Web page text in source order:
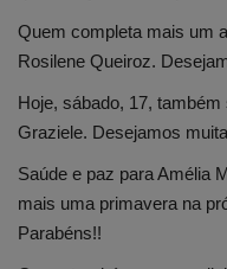
Quem completa mais um
Rosilene Queiroz.
Hoje, sábado, 17,
Graziele. Desejamos
Saúde e paz para Amélia
mais uma primavera na
Parabéns!!